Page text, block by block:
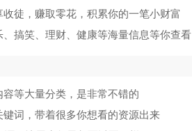
徒，赚取零花，积累你的一笔小财富
搞笑、理财、健康等海量信息等你查看
等大量分类，是非常不错的
词，带着很多你想看的资源出来